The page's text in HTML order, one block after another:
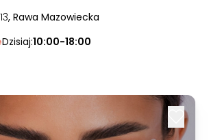
| 13, Rawa Mazowiecka
Dzisiaj:10:00-18:00